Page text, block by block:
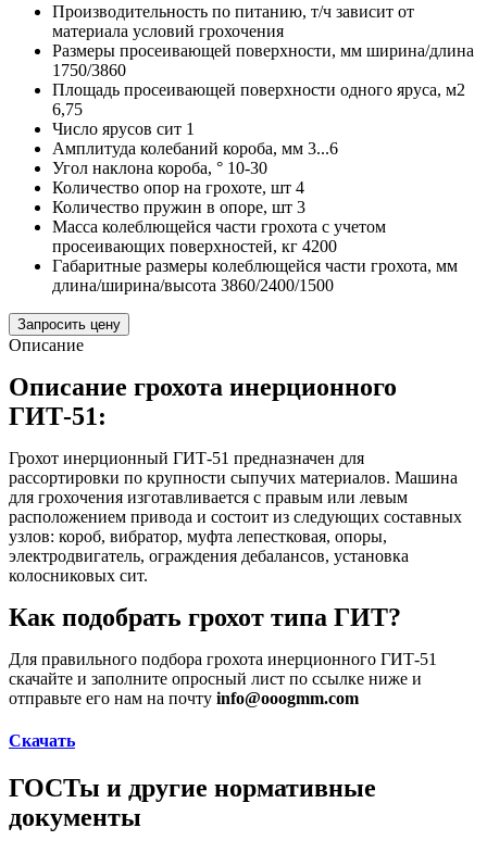
Производительность по питанию, т/ч зависит от
материала условий грохочения
Размеры просеивающей поверхности, мм ширина/длина
1750/3860
Площадь просеивающей поверхности одного яруса, м2
6,75
Число ярусов сит 1
Амплитуда колебаний короба, мм 3...6
Угол наклона короба, ° 10-30
Количество опор на грохоте, шт 4
Количество пружин в опоре, шт 3
Масса колеблющейся части грохота с учетом
просеивающих поверхностей, кг 4200
Габаритные размеры колеблющейся части грохота, мм
длина/ширина/высота 3860/2400/1500
Запросить цену
Описание
Описание грохота инерционного
ГИТ-51:
Грохот инерционный ГИТ-51 предназначен для
рассортировки по крупности сыпучих материалов. Машина
для грохочения изготавливается с правым или левым
расположением привода и состоит из следующих составных
узлов: короб, вибратор, муфта лепестковая, опоры,
электродвигатель, ограждения дебалансов, установка
колосниковых сит.
Как подобрать грохот типа ГИТ?
Для правильного подбора грохота инерционного ГИТ-51
скачайте и заполните опросный лист по ссылке ниже и
отправьте его нам на почту info@ooogmm.com
Скачать
ГОСТы и другие нормативные
документы